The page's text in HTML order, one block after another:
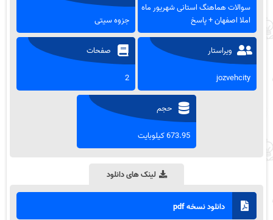
سوالات هماهنگ استانی شهریور ماه
املا اصفهان + پاسخ
جزوه سیتی
ویراستار
jozvehcity
صفحات
2
حجم
673.95 کیلوبایت
لینک های دانلود
دانلود نسخه pdf